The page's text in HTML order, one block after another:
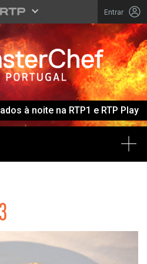
Entrar
à noite na RTP1 e RTP Play
Receitas 2023